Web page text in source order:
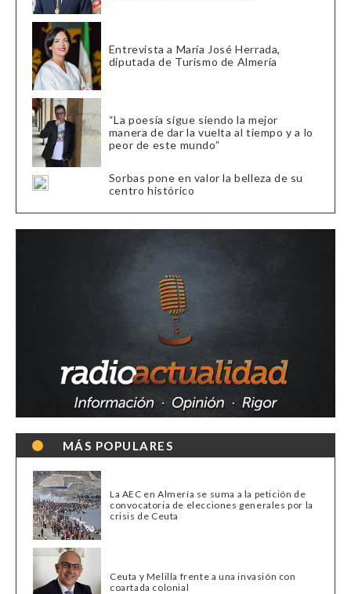
Entrevista a María José Herrada,
diputada de Turismo de Almería
“La poesía sigue siendo la mejor
manera de dar la vuelta al tiempo y a lo
peor de este mundo”
Sorbas pone en valor la belleza de su
centro histórico
MÁS POPULARES
La AEC en Almería se suma a la petición de
convocatoria de elecciones generales por la
crisis de Ceuta
Ceuta y Melilla frente a una invasión con
coartada colonial